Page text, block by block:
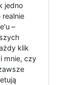
jedno
realnie
–
klik
mnie, czy